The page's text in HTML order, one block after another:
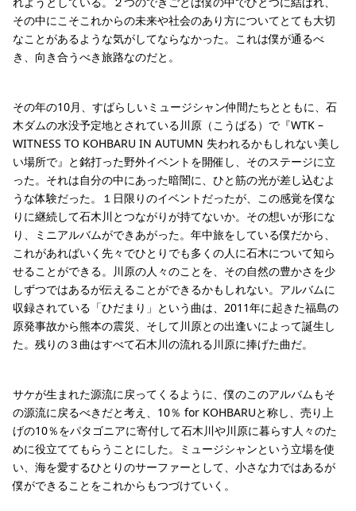
その中にこそこれからの未来や社会のあり方についてとても大切
なことがあるような気がしてならなかった。これは僕が通るべ
き、向き合うべき旅路なのだと。
その年の10月、すばらしいミュージシャン仲間たちとともに、石
木ダムの水没予定地とされている川原（こうばる）で『WTK –
WITNESS TO KOHBARU IN AUTUMN 失われるかもしれない美し
い場所で』と銘打った野外イベントを開催し、そのステージに立
った。それは自分の中にあった暗闇に、ひと筋の光が差し込むよ
うな体験だった。１日限りのイベントだったが、この感覚を僕な
りに継続して石木川とつながりが持てないか。その想いが形にな
り、ミニアルバムができあがった。年中旅をしている僕だから、
これがあればいく先々でひとりでも多くの人に石木について知ら
せることができる。川原の人々のことを、その自然の豊かさを少
しずつではあるが伝えることができるかもしれない。アルバムに
収録されている「ひだまり」という曲は、2011年に起きた福島の
原発事故から熊本の震災、そして川原との出逢いによって誕生し
た。残りの３曲はすべて石木川の流れる川原に捧げた曲だ。
サケが生まれた源流に戻ってくるように、僕のこのアルバムもそ
の源流に戻るべきだと考え、10％ for KOHBARUと称し、売り上
げの10％をパタゴニアに寄付して石木川や川原に暮らす人々のた
めに役立ててもらうことにした。ミュージシャンという立場を使
い、海を愛するひとりのサーファーとして、小さな力ではあるが
僕ができることをこれからもつづけていく。